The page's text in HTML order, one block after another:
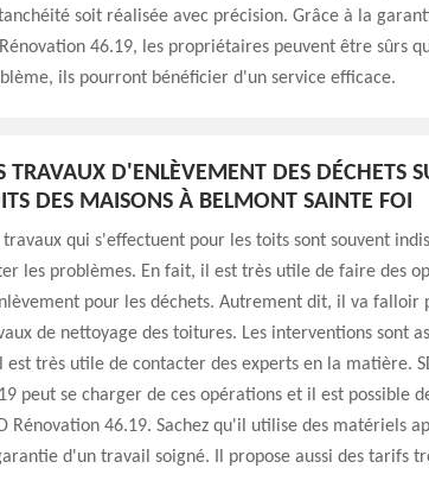
soit réalisée avec précision. Grâce à la
46.19, les propriétaires peuvent être sûrs
ils pourront bénéficier d'un service efficace.
TRAVAUX D'ENLÈVEMENT DES DÉCHETS
DES MAISONS À BELMONT SAINTE FOI
travaux qui s'effectuent pour les toits sont souvent
les problèmes. En fait, il est très utile de faire des
pour les déchets. Autrement dit, il va falloir
de nettoyage des toitures. Les interventions sont
est très utile de contacter des experts en la matière.
peut se charger de ces opérations et il est possible
Rénovation 46.19. Sachez qu'il utilise des matériels
d'un travail soigné. Il propose aussi des tarifs